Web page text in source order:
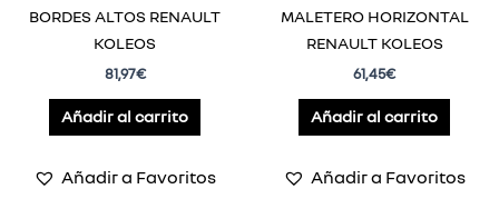
BORDES ALTOS RENAULT
KOLEOS
81,97€
Añadir al carrito
Añadir a Favoritos
MALETERO HORIZONTAL
RENAULT KOLEOS
61,45€
Añadir al carrito
Añadir a Favoritos